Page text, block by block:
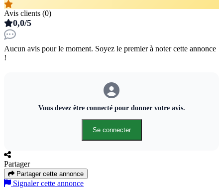
Avis clients (0)
0,0/5
Aucun avis pour le moment. Soyez le premier à noter cette annonce
!
Vous devez être connecté pour donner votre avis.
Se connecter
Partager
Partager cette annonce
Signaler cette annonce